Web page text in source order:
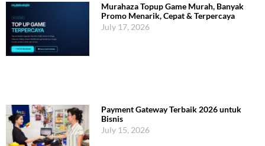
Murahaza Topup Game Murah, Banyak
Promo Menarik, Cepat & Terpercaya
July 17, 2026
Payment Gateway Terbaik 2026 untuk
Bisnis
July 15, 2026